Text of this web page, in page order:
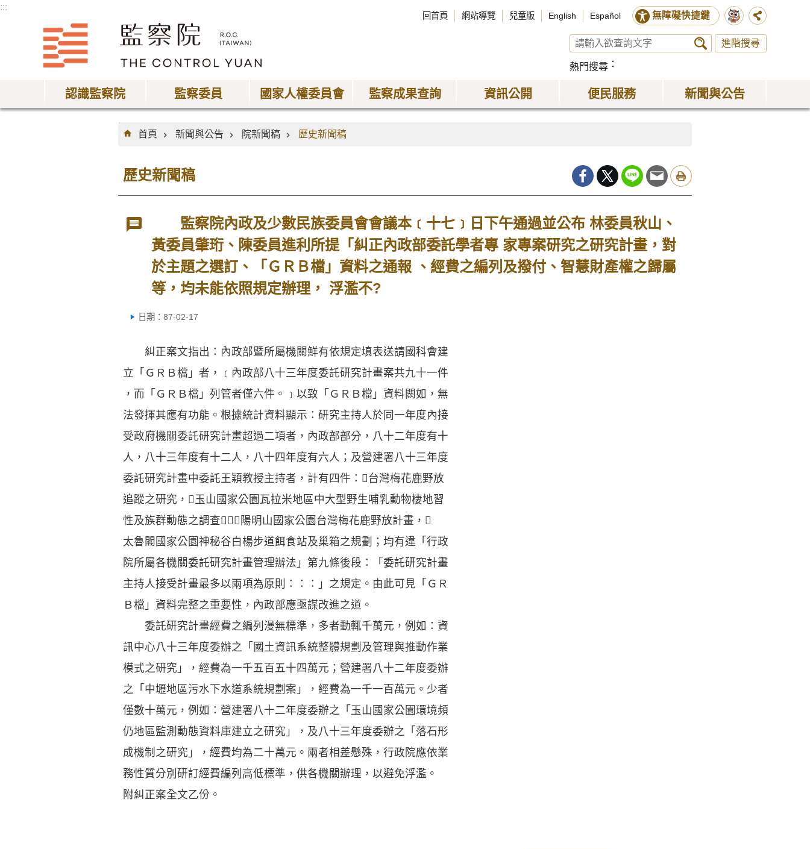
:::
回首頁 網站導覽 兒童版 English Español 無障礙快捷鍵
進階搜尋
熱門搜尋
認識監察院 監察委員 國家人權委員會 監察成果查詢 資訊公開 便民服務 新聞與公告
:::
首頁
新聞與公告 院新聞稿 歷史新聞稿
歷史新聞稿
監察院內政及少數民族委員會會議本﹝十七﹞日下午通過並公布 林委員秋山、
黃委員肇珩、陳委員進利所提「糾正內政部委託學者專 家專案研究之研究計畫，對
於主題之選訂、「ＧＲＢ檔」資料之通報 、經費之編列及撥付、智慧財產權之歸屬
等，均未能依照規定辦理， 浮濫不?
日期：87-02-17
糾正案文指出：內政部暨所屬機關鮮有依規定填表送請國科會建
立「ＧＲＢ檔」者，﹝內政部八十三年度委託研究計畫案共九十一件
，而「ＧＲＢ檔」列管者僅六件。﹞以致「ＧＲＢ檔」資料闕如，無
法發揮其應有功能。根據統計資料顯示：研究主持人於同一年度內接
受政府機關委託研究計畫超過二項者，內政部部分，八十二年度有十
人，八十三年度有十二人，八十四年度有六人；及營建署八十三年度
委託研究計畫中委託王穎教授主持者，計有四件：台灣梅花鹿野放
追蹤之研究，玉山國家公園瓦拉米地區中大型野生哺乳動物棲地習
性及族群動態之調查，陽明山國家公園台灣梅花鹿野放計畫，
太魯閣國家公園神秘谷白楊步道餌食站及巢箱之規劃；均有違「行政
院所屬各機關委託研究計畫管理辦法」第九條後段：「委託研究計畫
主持人接受計畫最多以兩項為原則：：：」之規定。由此可見「ＧＲ
Ｂ檔」資料完整之重要性，內政部應亟謀改進之道。
委託研究計畫經費之編列漫無標準，多者動輒千萬元，例如：資
訊中心八十三年度委辦之「國土資訊系統整體規劃及管理與推動作業
模式之研究」，經費為一千五百五十四萬元；營建署八十二年度委辦
之「中壢地區污水下水道系統規劃案」，經費為一千一百萬元。少者
僅數十萬元，例如：營建署八十二年度委辦之「玉山國家公園環境頻
仍地區監測動態資料庫建立之研究」，及八十三年度委辦之「落石形
成機制之研究」，經費均為二十萬元。兩者相差懸殊，行政院應依業
務性質分別研訂經費編列高低標準，供各機關辦理，以避免浮濫。
附糾正案全文乙份。